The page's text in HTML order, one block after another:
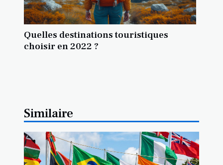
Quelles destinations touristiques
choisir en 2022 ?
Similaire